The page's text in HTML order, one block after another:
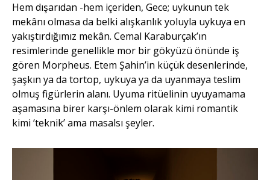
Hem dışarıdan -hem içeriden, Gece; uykunun tek
mekânı olmasa da belki alışkanlık yoluyla uykuya en
yakıştırdığımız mekân. Cemal Karaburçak’ın
resimlerinde genellikle mor bir gökyüzü önünde iş
gören Morpheus. Etem Şahin’in küçük desenlerinde,
şaşkın ya da tortop, uykuya ya da uyanmaya teslim
olmuş figürlerin alanı. Uyuma ritüelinin uyuyamama
aşamasına birer karşı-önlem olarak kimi romantik
kimi ‘teknik’ ama masalsı şeyler.